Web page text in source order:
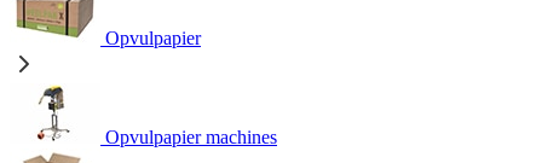
Opvulpapier
Opvulpapier machines